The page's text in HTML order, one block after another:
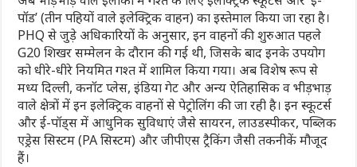
पॉड’ (तीन पहियों वाले इलेक्ट्रिक वाहन) का इस्तेमाल किया जा रहा है।
PHQ से जुड़े अधिकारियों के अनुसार, इन वाहनों की शुरुआत पहले
G20 शिखर सम्मेलन के दौरान की गई थी, जिसके बाद इनके उपयोग
को धीरे-धीरे नियमित गश्त में शामिल किया गया। अब विशेष रूप से
मध्य दिल्ली, कनॉट प्लेस, इंडिया गेट और अन्य ऐतिहासिक व भीड़भाड़
वाले क्षेत्रों में इन इलेक्ट्रिक वाहनों से पेट्रोलिंग की जा रही है। इन स्कूटर्स
और ई-पॉड्स में आधुनिक सुविधाएं जैसे सायरन, लाउडस्पीकर, पब्लिक
एड्रेस सिस्टम (PA सिस्टम) और जीपीएस ट्रैकिंग जैसी तकनीकें मौजूद
हैं।